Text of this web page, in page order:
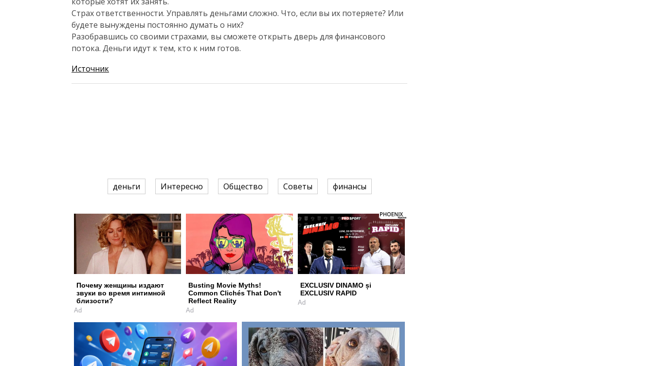
Страх ответственности. Управлять деньгами сложно. Что, если вы их потеряете? Или
будете вынуждены постоянно думать о них?
Разобравшись со своими страхами, вы сможете открыть дверь для финансового
потока. Деньги идут к тем, кто к ним готов.
Источник
деньги Интересно Общество Советы финансы
Почему женщины издают
звуки во время интимной
близости?
Ad
Busting Movie Myths!
Common Clichés That Don't
Reflect Reality
Ad
EXCLUSIV DINAMO și
EXCLUSIV RAPID
Ad